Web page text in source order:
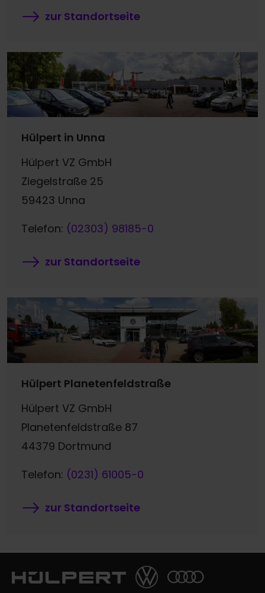
zur Standortseite
Hülpert in Unna
Hülpert VZ GmbH
Ziegelstraße 25
59423 Unna
Telefon: (02303) 98185-0
zur Standortseite
Hülpert Planetenfeldstraße
Hülpert VZ GmbH
Planetenfeldstraße 87
44379 Dortmund
Telefon: (0231) 61005-0
zur Standortseite